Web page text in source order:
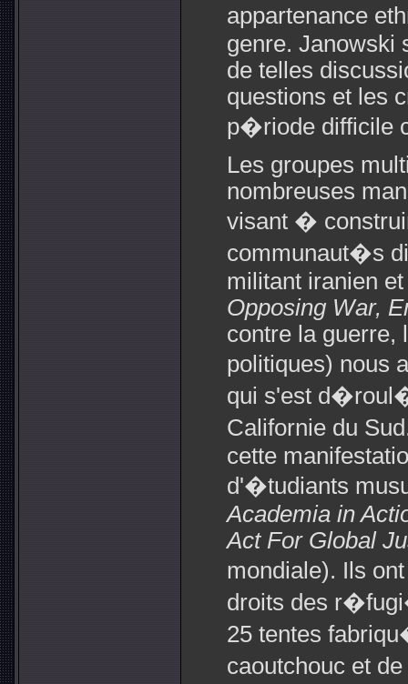
appartenance
genre. Janowski
de telles
questions et les
p�riode difficile
Les groupes
nombreuses
visant �
communaut�s
militant iranien
Opposing War,
contre la guerre,
politiques) nous
qui s'est
Californie du
cette
d'�tudiants
Academia in
Act For Global
mondiale). Ils
droits des
25 tentes
caoutchouc et